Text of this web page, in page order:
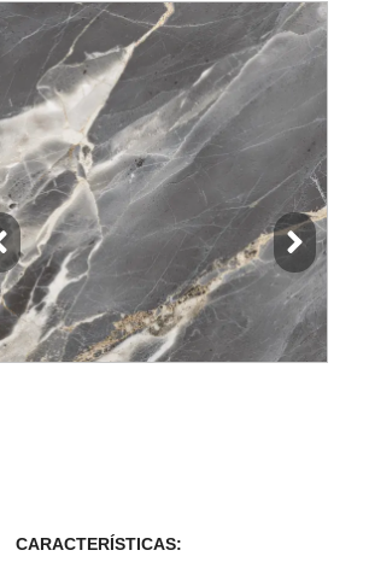
CARACTERÍSTICAS: